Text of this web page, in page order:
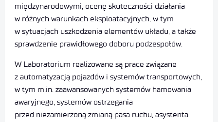
międzynarodowymi, ocenę skuteczności działania
w różnych warunkach eksploatacyjnych, w tym
w sytuacjach uszkodzenia elementów układu, a także
sprawdzenie prawidłowego doboru podzespołów.
W Laboratorium realizowane są prace związane
z automatyzacją pojazdów i systemów transportowych,
w tym m.in. zaawansowanych systemów hamowania
awaryjnego, systemów ostrzegania
przed niezamierzoną zmianą pasa ruchu, asystenta